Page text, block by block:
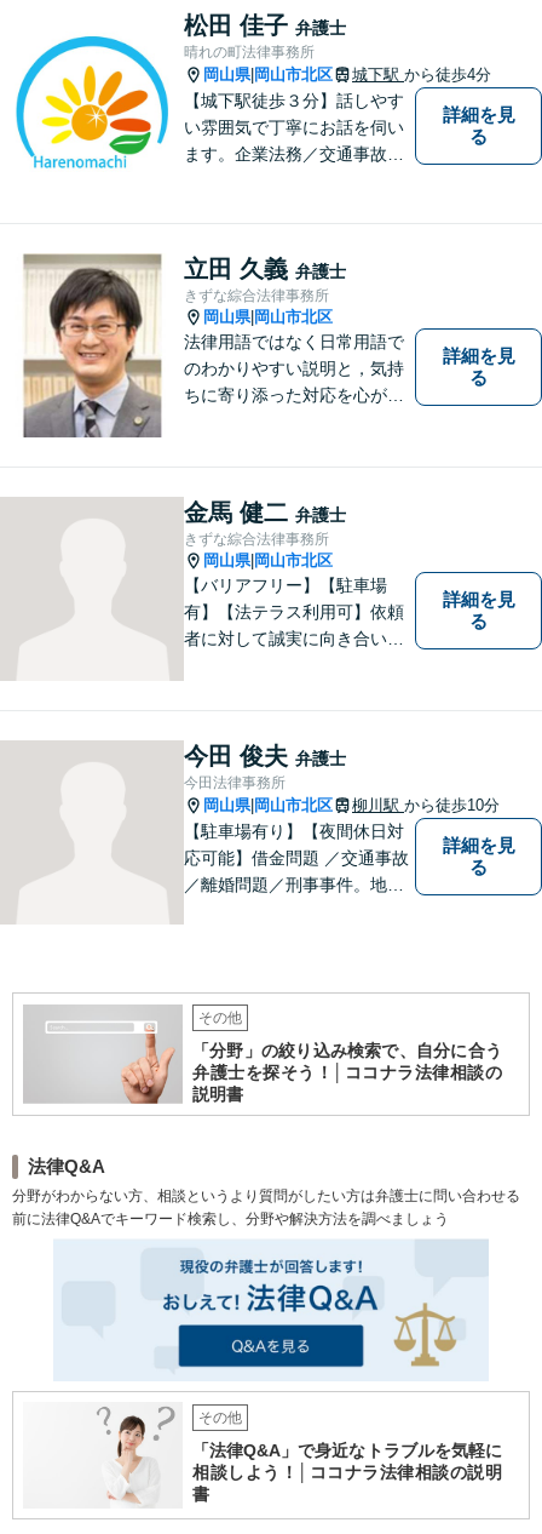
とを大切にしています。
松田 佳子 弁護士
晴れの町法律事務所
岡山県| 岡山市北区 城下駅 から徒歩4分
【城下駅徒歩３分】話しやす
い雰囲気で丁寧にお話を伺い
ます。企業法務／交通事故／
詳細を見
る
立田 久義 弁護士
きずな綜合法律事務所
岡山県| 岡山市北区
法律用語ではなく日常用語で
のわかりやすい説明と，気持
ちに寄り添った対応を心がけ
詳細を見
る
金馬 健二 弁護士
きずな綜合法律事務所
岡山県| 岡山市北区
【バリアフリー】【駐車場
有】【法テラス利用可】依頼
者に対して誠実に向き合い、
案件に取り掛かることができ
るように準備していますので
お気軽にご相談ください。
詳細を見
る
今田 俊夫 弁護士
今田法律事務所
岡山県| 岡山市北区 柳川駅 から徒歩10分
【駐車場有り】【夜間休日対
応可能】借金問題 ／交通事故
／離婚問題／刑事事件。地域
軽にご相談ください。
詳細を見
る
その他
「分野」の絞り込み検索で、自分に合う
弁護士を探そう！│ココナラ法律相談の
説明書
法律Q&A
分野がわからない方、相談というより質問がしたい方は弁護士に問い合わせる
前に法律Q&Aでキーワード検索し、分野や解決方法を調べましょう
その他
「法律Q&A」で身近なトラブルを気軽に
相談しよう！│ココナラ法律相談の説明
書